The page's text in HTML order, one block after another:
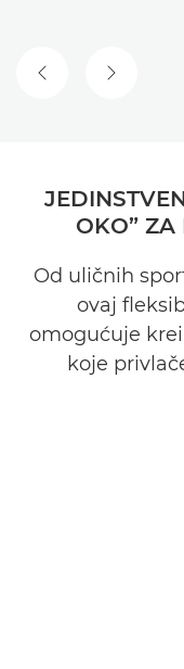
PRETHODNI SLAJD
SLJEDEĆI
OKO”
Od uličnih
ovaj
omogućuje
koje